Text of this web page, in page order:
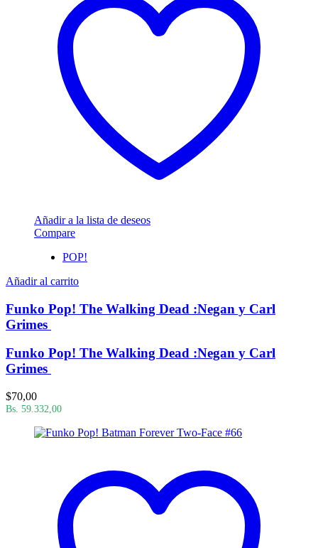
Añadir a la lista de deseos
Compare
POP!
Añadir al carrito
Funko Pop! The Walking Dead :Negan y Carl
Grimes
Funko Pop! The Walking Dead :Negan y Carl
Grimes
$70,00
Bs. 59.332,00